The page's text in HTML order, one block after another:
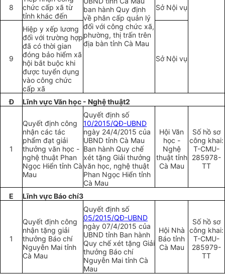
ban hành Quy định
về phân cấp quản lý
đối với công chức xã,
phường, thị trấn trên
địa bàn tỉnh Cà Mau
8
chức cấp xã từ
tỉnh khác đến
Sở Nội vụ
9
Hiệp y xếp lương
đối với trường hợp
đã có thời gian
đóng bảo hiểm xã
hội bắt buộc khi
được tuyển dụng
vào công chức
cấp xã
Sở Nội vụ
Đ Lĩnh vực Văn học - Nghệ thuật2
1
Quyết định công
nhận các tác
phẩm đạt giải
thưởng văn học -
nghệ thuật Phan
Ngọc Hiển tỉnh Cà
Mau
Quyết định số
10/2015/QĐ-UBND
ngày 24/4/2015 của
UBND tỉnh Cà Mau
Ban hành Quy chế
xét tặng Giải thưởng
văn học, nghệ thuật
Phan Ngọc Hiển tỉnh
Cà Mau
Hội Văn
học -
Nghệ
thuật tỉnh
Cà Mau
Số hồ sơ
công khai:
T-CMU-
285978-
TT
E Lĩnh vựcBáo chí3
1
Quyết định công
nhận tặng giải
thưởng Báo chí
Nguyễn Mai tỉnh
Cà Mau
Quyết định số
05/2015/QĐ-UBND
ngày 07/4/2015 của
UBND tỉnh Ban hành
Quy chế xét tặng Giải
thưởng Báo chí
Nguyễn Mai tỉnh Cà
Mau
Hội Nhà
Báo tỉnh
Cà Mau
Số hồ sơ
công khai:
T-CMU-
285979-
TT